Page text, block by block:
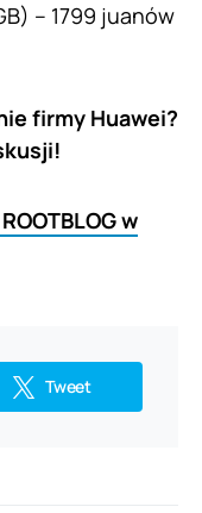
– 1799 juanów
firmy Huawei?
w
Tweet